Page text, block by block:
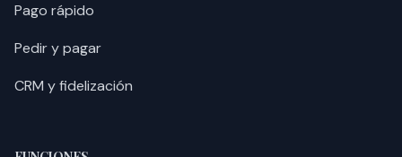
Pago rápido
Pedir y pagar
CRM y fidelización